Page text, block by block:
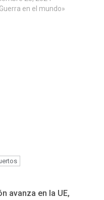
en el mundo»
avanza en la UE,